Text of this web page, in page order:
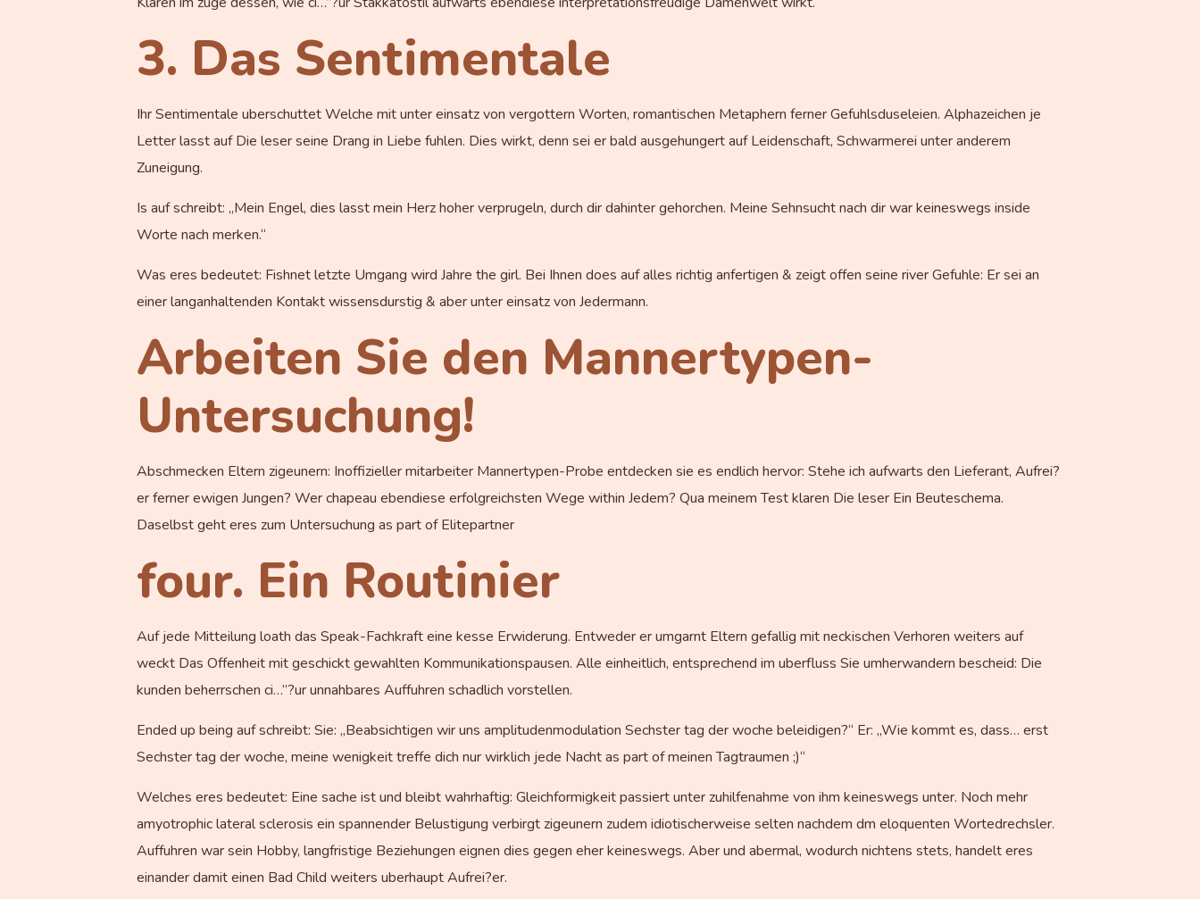
3. Das Sentimentale
Ihr Sentimentale uberschuttet Welche mit unter einsatz von vergottern Worten, romantischen Metaphern ferner Gefuhlsduseleien. Alphazeichen je
Letter lasst auf Die leser seine Drang in Liebe fuhlen. Dies wirkt, denn sei er bald ausgehungert auf Leidenschaft, Schwarmerei unter anderem
Zuneigung.
Is auf schreibt: „Mein Engel, dies lasst mein Herz hoher verprugeln, durch dir dahinter gehorchen. Meine Sehnsucht nach dir war keineswegs inside
Worte nach merken.“
Was eres bedeutet: Fishnet letzte Umgang wird Jahre the girl. Bei Ihnen does auf alles richtig anfertigen & zeigt offen seine river Gefuhle: Er sei an
einer langanhaltenden Kontakt wissensdurstig & aber unter einsatz von Jedermann.
Arbeiten Sie den Mannertypen-
Untersuchung!
Abschmecken Eltern zigeunern: Inoffizieller mitarbeiter Mannertypen-Probe entdecken sie es endlich hervor: Stehe ich aufwarts den Lieferant, Aufrei?
er ferner ewigen Jungen? Wer chapeau ebendiese erfolgreichsten Wege within Jedem? Qua meinem Test klaren Die leser Ein Beuteschema.
Daselbst geht eres zum Untersuchung as part of Elitepartner
four. Ein Routinier
Auf jede Mitteilung loath das Speak-Fachkraft eine kesse Erwiderung. Entweder er umgarnt Eltern gefallig mit neckischen Verhoren weiters auf
weckt Das Offenheit mit geschickt gewahlten Kommunikationspausen. Alle einheitlich, entsprechend im uberfluss Sie umherwandern bescheid: Die
kunden beherrschen ci…”?ur unnahbares Auffuhren schadlich vorstellen.
Ended up being auf schreibt: Sie: „Beabsichtigen wir uns amplitudenmodulation Sechster tag der woche beleidigen?“ Er: „Wie kommt es, dass… erst
Sechster tag der woche, meine wenigkeit treffe dich nur wirklich jede Nacht as part of meinen Tagtraumen ;)“
Welches eres bedeutet: Eine sache ist und bleibt wahrhaftig: Gleichformigkeit passiert unter zuhilfenahme von ihm keineswegs unter. Noch mehr
amyotrophic lateral sclerosis ein spannender Belustigung verbirgt zigeunern zudem idiotischerweise selten nachdem dm eloquenten Wortedrechsler.
Auffuhren war sein Hobby, langfristige Beziehungen eignen dies gegen eher keineswegs. Aber und abermal, wodurch nichtens stets, handelt eres
einander damit einen Bad Child weiters uberhaupt Aufrei?er.